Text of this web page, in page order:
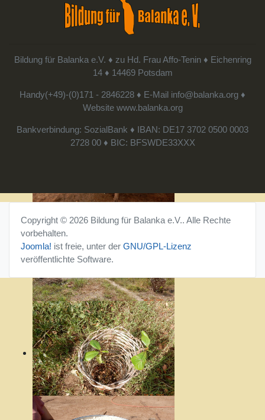
Bildung für Balanka e.V. ♦ zu Hd. Frau Affo-Tenin ♦ Eichenring
14 ♦ 14469 Potsdam
Handy(+49)-(0)171 - 2846228 ♦ E-Mail info@balanka.org ♦
Website www.balanka.org
Bankverbindung: SozialBank ♦ IBAN: DE17 3702 0500 0003
2728 00 ♦ BIC: BFSWDE33XXX
Copyright © 2026 Bildung für Balanka e.V.. Alle Rechte
vorbehalten.
Joomla! ist freie, unter der GNU/GPL-Lizenz
veröffentlichte Software.